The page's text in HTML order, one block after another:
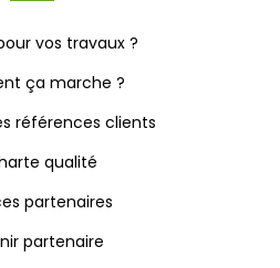
vos travaux ?
ça marche ?
références clients
qualité
partenaires
partenaire